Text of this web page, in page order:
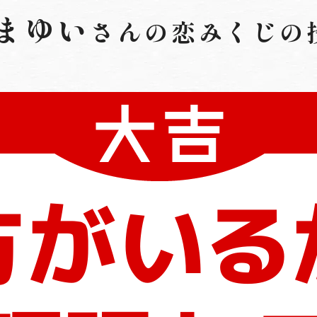
ゆい さんの 恋みくじの